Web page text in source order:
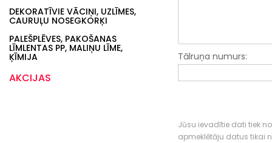
DEKORATĪVIE VĀCIŅI, UZLĪMES,
CAURUĻU NOSEGKORĶI
PALEŠPLĒVES, PAKOŠANAS
LĪMLENTAS PP, MALIŅU LĪME,
ĶĪMIJA
AKCIJAS
Tālruņa numurs:
Jūsu ievadītie dati tiek
apmeklētāju datus tikai